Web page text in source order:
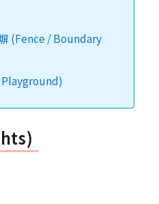
(Fence / Boundary